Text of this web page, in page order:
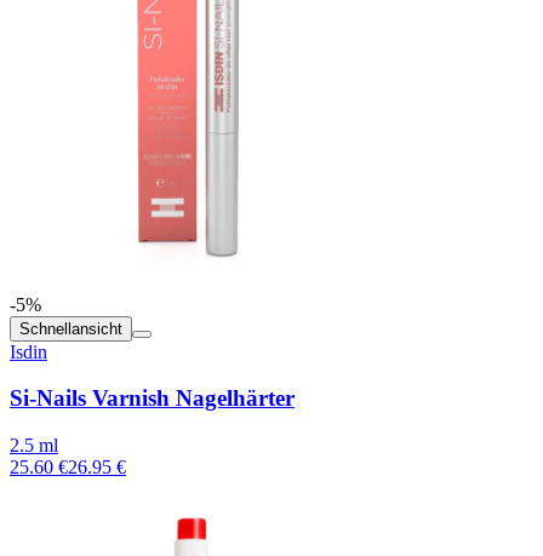
-5%
Schnellansicht
Isdin
Si-Nails Varnish Nagelhärter
2.5 ml
25.60 €26.95 €